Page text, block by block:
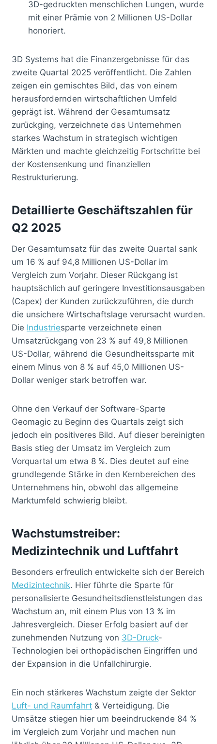
3D-gedruckten menschlichen Lungen, wurde
mit einer Prämie von 2 Millionen US-Dollar
honoriert.
3D Systems hat die Finanzergebnisse für das
zweite Quartal 2025 veröffentlicht. Die Zahlen
zeigen ein gemischtes Bild, das von einem
herausfordernden wirtschaftlichen Umfeld
geprägt ist. Während der Gesamtumsatz
zurückging, verzeichnete das Unternehmen
starkes Wachstum in strategisch wichtigen
Märkten und machte gleichzeitig Fortschritte bei
der Kostensenkung und finanziellen
Restrukturierung.
Detaillierte Geschäftszahlen für
Q2 2025
Der Gesamtumsatz für das zweite Quartal sank
um 16 % auf 94,8 Millionen US-Dollar im
Vergleich zum Vorjahr. Dieser Rückgang ist
hauptsächlich auf geringere Investitionsausgaben
(Capex) der Kunden zurückzuführen, die durch
die unsichere Wirtschaftslage verursacht wurden.
Die Industriesparte verzeichnete einen
Umsatzrückgang von 23 % auf 49,8 Millionen
US-Dollar, während die Gesundheitssparte mit
einem Minus von 8 % auf 45,0 Millionen US-
Dollar weniger stark betroffen war.
Ohne den Verkauf der Software-Sparte
Geomagic zu Beginn des Quartals zeigt sich
jedoch ein positiveres Bild. Auf dieser bereinigten
Basis stieg der Umsatz im Vergleich zum
Vorquartal um etwa 8 %. Dies deutet auf eine
grundlegende Stärke in den Kernbereichen des
Unternehmens hin, obwohl das allgemeine
Marktumfeld schwierig bleibt.
Wachstumstreiber:
Medizintechnik und Luftfahrt
Besonders erfreulich entwickelte sich der Bereich
Medizintechnik. Hier führte die Sparte für
personalisierte Gesundheitsdienstleistungen das
Wachstum an, mit einem Plus von 13 % im
Jahresvergleich. Dieser Erfolg basiert auf der
zunehmenden Nutzung von 3D-Druck-
Technologien bei orthopädischen Eingriffen und
der Expansion in die Unfallchirurgie.
Ein noch stärkeres Wachstum zeigte der Sektor
Luft- und Raumfahrt & Verteidigung. Die
Umsätze stiegen hier um beeindruckende 84 %
im Vergleich zum Vorjahr und machen nun